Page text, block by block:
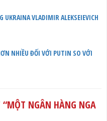
UKRAINA VLADIMIR ALEKSEIEVICH
NHIỀU ĐỐI VỚI PUTIN SO VỚI
“MỘT NGÂN HÀNG NGA